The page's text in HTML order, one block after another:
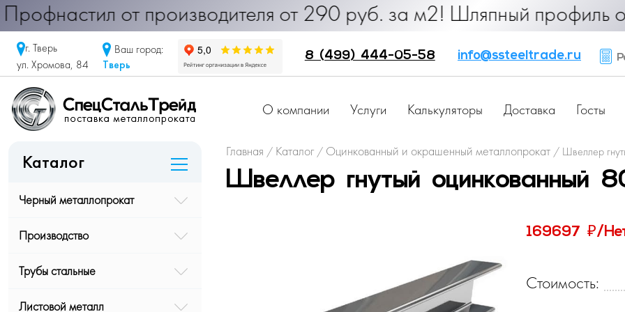
от производителя от 290 руб. за м2! Шляпный профиль от 25
г. Тверь
ул. Хромова, 84
Ваш город:
Тверь
8 (499) 444-05-58 info@ssteeltrade.ru
О компании Услуги Калькуляторы Доставка Госты
Каталог
Черный металлопрокат
Производство
Трубы стальные
Листовой металл
Главная / Каталог / Оцинкованный и окрашенный металлопрокат / Швеллер
Швеллер гнутый оцинкованный
169697 ₽/
Стоимость: